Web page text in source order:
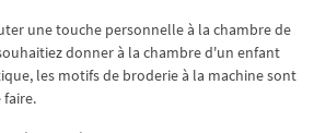
une touche personnelle à la chambre de
donner à la chambre d'un enfant
les motifs de broderie à la machine sont